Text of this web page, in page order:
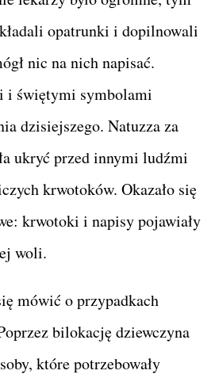
opatrunki i dopilnowali
nic na nich napisać.
i świętymi symbolami
dzisiejszego. Natuzza za
ukryć przed innymi ludźmi
krwotoków. Okazało się
krwotoki i napisy pojawiały
woli.
mówić o przypadkach
bilokację dziewczyna
które potrzebowały